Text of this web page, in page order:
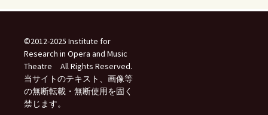
©2012-2025 Institute for
Research in Opera and Music
Theatre All Rights Reserved.
当サイトのテキスト、画像等
の無断転載・無断使用を固く
禁じます。